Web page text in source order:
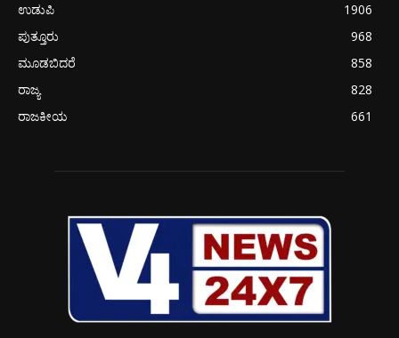
ಉಡುಪಿ
1906
ಪುತ್ತೂರು
968
ಮೂಡಬಿದರೆ
858
ರಾಜ್ಯ
828
ರಾಜಕೀಯ
661